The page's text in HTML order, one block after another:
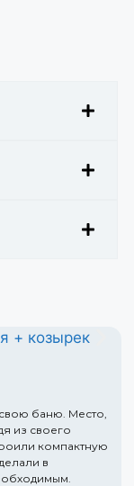
баню. Место,
из своего
компактную
в